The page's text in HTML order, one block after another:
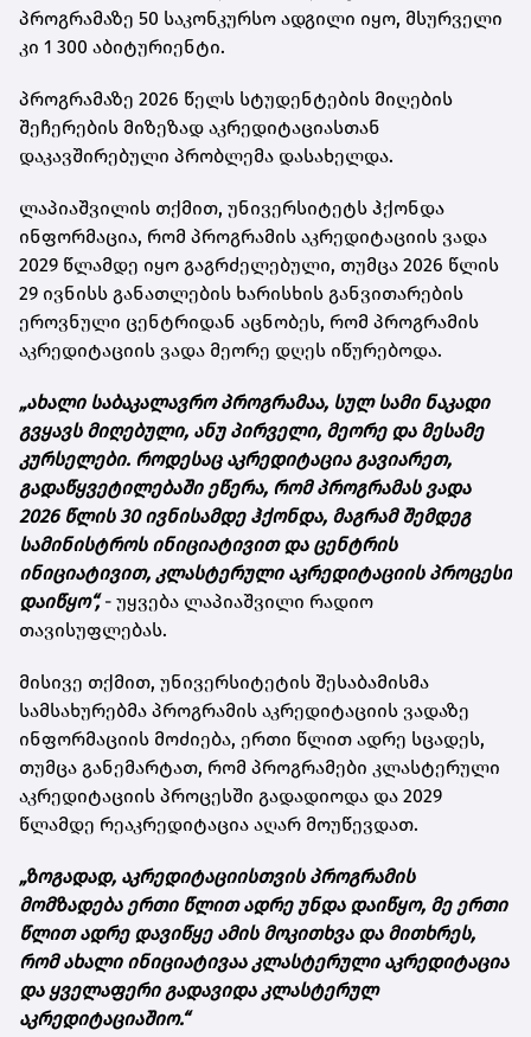
პროგრამაზე 50 საკონკურსო ადგილი იყო, მსურველი
კი 1 300 აბიტურიენტი.
პროგრამაზე 2026 წელს სტუდენტების მიღების
შეჩერების მიზეზად აკრედიტაციასთან
დაკავშირებული პრობლემა დასახელდა.
ლაპიაშვილის თქმით, უნივერსიტეტს ჰქონდა
ინფორმაცია, რომ პროგრამის აკრედიტაციის ვადა
2029 წლამდე იყო გაგრძელებული, თუმცა 2026 წლის
29 ივნისს განათლების ხარისხის განვითარების
ეროვნული ცენტრიდან აცნობეს, რომ პროგრამის
აკრედიტაციის ვადა მეორე დღეს იწურებოდა.
„ახალი საბაკალავრო პროგრამაა, სულ სამი ნაკადი
გვყავს მიღებული, ანუ პირველი, მეორე და მესამე
კურსელები. როდესაც აკრედიტაცია გავიარეთ,
გადაწყვეტილებაში ეწერა, რომ პროგრამას ვადა
2026 წლის 30 ივნისამდე ჰქონდა, მაგრამ შემდეგ
სამინისტროს ინიციატივით და ცენტრის
ინიციატივით, კლასტერული აკრედიტაციის პროცესი
დაიწყო“, - უყვება ლაპიაშვილი რადიო
თავისუფლებას.
მისივე თქმით, უნივერსიტეტის შესაბამისმა
სამსახურებმა პროგრამის აკრედიტაციის ვადაზე
ინფორმაციის მოძიება, ერთი წლით ადრე სცადეს,
თუმცა განემარტათ, რომ პროგრამები კლასტერული
აკრედიტაციის პროცესში გადადიოდა და 2029
წლამდე რეაკრედიტაცია აღარ მოუწევდათ.
„ზოგადად, აკრედიტაციისთვის პროგრამის
მომზადება ერთი წლით ადრე უნდა დაიწყო, მე ერთი
წლით ადრე დავიწყე ამის მოკითხვა და მითხრეს,
რომ ახალი ინიციატივაა კლასტერული აკრედიტაცია
და ყველაფერი გადავიდა კლასტერულ
აკრედიტაციაშიო.“